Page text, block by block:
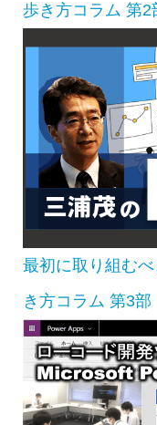
歩き方コラム 第2
最初に取り組む
き方コラム 第3部